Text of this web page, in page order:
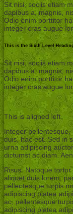
Sit nisi, sociis etiam
dapibus a, magnis,
Odio enim porttitor
integer cras augue
This is the Sixth Level
Sit nisi, sociis etiam
dapibus a, magnis,
Odio enim porttitor
integer cras augue
This is aligned left
Integer
duis, hac est. Sed in
urna adipiscing
dictumst ac diam.
Risus. Natoque
aliquet duis lorem,
pellentesque turpis
adipiscing platea
ac, pellentesque
adipiscing platea